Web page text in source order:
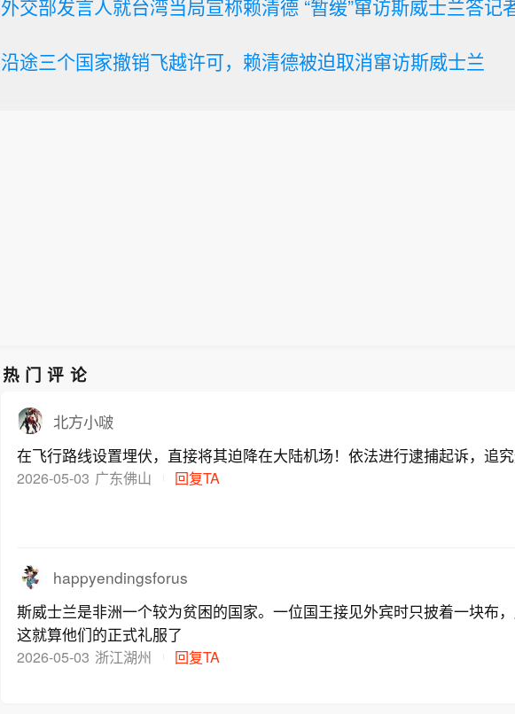
外交部发言人就台湾当局宣称赖清德 “暂缓”窜访斯威士兰答记
沿途三个国家撤销飞越许可，赖清德被迫取消窜访斯威士兰
热门评论
北方小啵
在飞行路线设置埋伏，直接将其迫降在大陆机场！依法进行逮捕起诉，追
2026-05-03 广东佛山 回复TA
happyendingsforus
斯威士兰是非洲一个较为贫困的国家。一位国王接见外宾时只披着一块布
这就算他们的正式礼服了
2026-05-03 浙江湖州 回复TA